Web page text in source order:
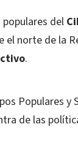
del
norte de la
.
Populares y
de las